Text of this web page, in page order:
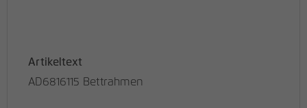
Artikeltext
AD6816115 Bettrahmen